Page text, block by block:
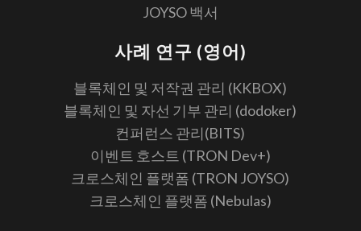
JOYSO 백서
사례 연구 (영어)
블록체인 및 저작권 관리 (KKBOX)
블록체인 및 자선 기부 관리 (dodoker)
컨퍼런스 관리(BITS)
이벤트 호스트 (TRON Dev+)
크로스체인 플랫폼 (TRON JOYSO)
크로스체인 플랫폼 (Nebulas)